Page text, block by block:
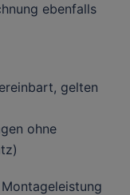
ebenfalls
gelten
ohne